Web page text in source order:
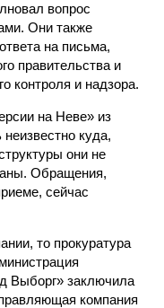
вопрос
Они также
на письма,
правительства и
контроля и надзора.
на Неве» из
куда,
они не
Обращения,
сейчас
то прокуратура
Выборг» заключила
компания